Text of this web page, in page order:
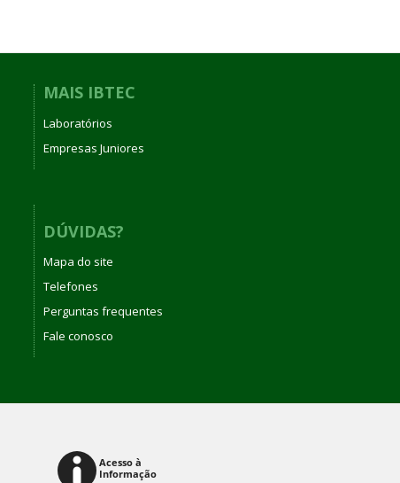
MAIS IBTEC
Laboratórios
Empresas Juniores
DÚVIDAS?
Mapa do site
Telefones
Perguntas frequentes
Fale conosco